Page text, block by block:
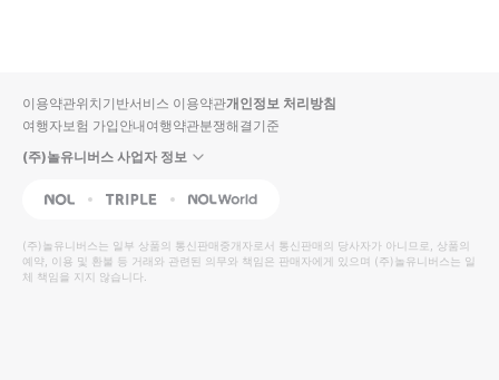
입니
다.
높
은
순
동
영
상
순
상
이용약관위치기반서비스 이용약관개인정보 처리방침
여행자보험 가입안내여행약관분쟁해결기준
(주)놀유니버스 사업자 정보
NOL Triple Interpark Global
(주)놀유니버스는 일부 상품의 통신판매중개자로서 통신판매의 당사자가 아니므로, 상품의
예약, 이용 및 환불 등 거래와 관련된 의무와 책임은 판매자에게 있으며 (주)놀유니버스는 일
체 책임을 지지 않습니다.